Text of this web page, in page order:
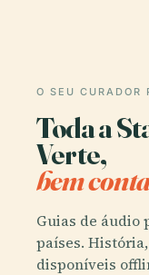
O SEU CURADOR
Toda a
Verte,
bem
Guias de áudio
países.
disponíveis